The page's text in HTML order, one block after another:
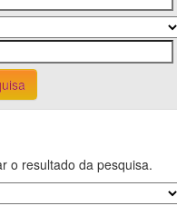
o resultado da pesquisa.